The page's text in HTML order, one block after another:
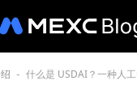
- 什么是 USDAI？一种人工智